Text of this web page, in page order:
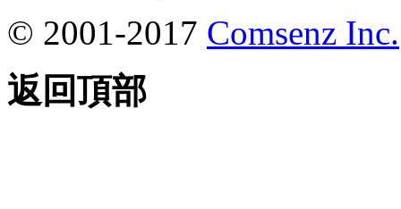
© 2001-2017 Comsenz Inc.
返回頂部